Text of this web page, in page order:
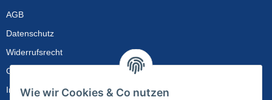
AGB
Datenschutz
Widerrufsrecht
Gewährleistung
Impressum
Wie wir Cookies & Co nutzen